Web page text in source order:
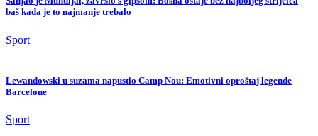
baš kada je to najmanje trebalo
Sport
Lewandowski u suzama napustio Camp Nou: Emotivni oproštaj legende
Barcelone
Sport